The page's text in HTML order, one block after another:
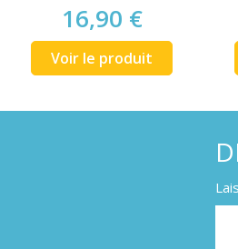
16,90 €
Voir le produit